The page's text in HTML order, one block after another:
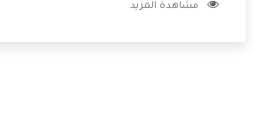
للعملاء أقوى العروض والخصومات التى
مشاهدة المزيد